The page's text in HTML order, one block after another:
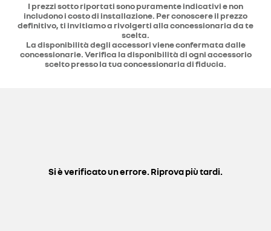
I prezzi sotto riportati sono puramente indicativi e non
includono i costo di installazione. Per conoscere il prezzo
definitivo, ti invitiamo a rivolgerti alla concessionaria da te
scelta.
La disponibilità degli accessori viene confermata dalle
concessionarie. Verifica la disponibilità di ogni accessorio
scelto presso la tua concessionaria di fiducia.
Si è verificato un errore. Riprova più tardi.